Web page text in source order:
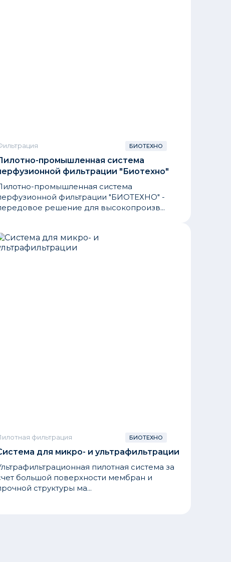
БИОТЕХНО
промышленная система
фильтрации "Биотехно"
промышленная система
фильтрации "БИОТЕХНО" -
решение для высокопроизв...
фильтрация БИОТЕХНО
для микро- и ультрафильтрации
пилотная система за
большой поверхности мембран и
структуры ма...